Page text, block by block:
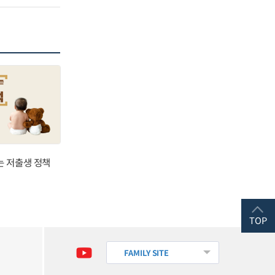
저출생 정책
FAMILY SITE
TOP